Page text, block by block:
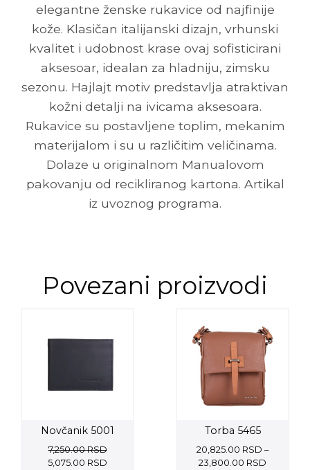
elegantne ženske rukavice od najfinije
kože. Klasičan italijanski dizajn, vrhunski
kvalitet i udobnost krase ovaj sofisticirani
aksesoar, idealan za hladniju, zimsku
sezonu. Hajlajt motiv predstavlja atraktivan
kožni detalji na ivicama aksesoara.
Rukavice su postavljene toplim, mekanim
materijalom i su u različitim veličinama.
Dolaze u originalnom Manualovom
pakovanju od recikliranog kartona. Artikal
iz uvoznog programa.
Povezani proizvodi
Novčanik 5001
7,250.00RSD
Original
5,075.00 RSD
Torba 5465
20,825.00 RSD –
23,800.00 RSD